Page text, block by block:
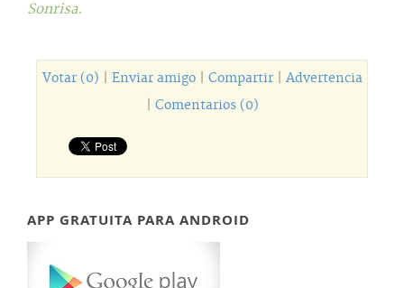
Sonrisa.
Votar (0) Enviar amigo| Compartir| Advertencia
Comentarios (0)
APP GRATUITA PARA ANDROID